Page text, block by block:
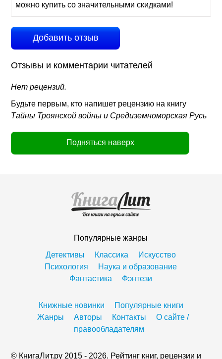
можно купить со значительными скидками!
Добавить отзыв
Отзывы и комментарии читателей
Нет рецензий.
Будьте первым, кто напишет рецензию на книгу
Тайны Троянской войны и Средиземноморская Русь
Подняться наверх
Популярные жанры
Детективы
Классика
Искусство
Психология
Наука и образование
Фантастика
Фэнтези
Книжные новинки
Популярные книги
Жанры
Авторы Контакты
О сайте /
правообладателям
© КнигаЛит.ру 2015 - 2026. Рейтинг книг, рецензии и